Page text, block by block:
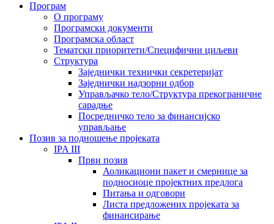
Програм
О програму
Програмски документи
Програмска област
Тематски приоритети/Специфични циљеви
Структура
Заједнички технички секретеријат
Заједнички надзорни одбор
Управљачко тело/Структура прекограничне
сарадње
Посредничко тело за финансијско
управљање
Позив за подношење пројеката
IPA III
Први позив
Аоликациони пакет и смернице за
подносиоце пројектних предлога
Питања и одговори
Листа предложених пројеката за
финансирање